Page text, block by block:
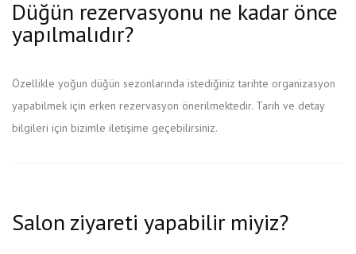
Düğün rezervasyonu ne kadar önce
yapılmalıdır?
Özellikle yoğun düğün sezonlarında istediğiniz tarihte organizasyon
yapabilmek için erken rezervasyon önerilmektedir. Tarih ve detay
bilgileri için bizimle iletişime geçebilirsiniz.
Salon ziyareti yapabilir miyiz?